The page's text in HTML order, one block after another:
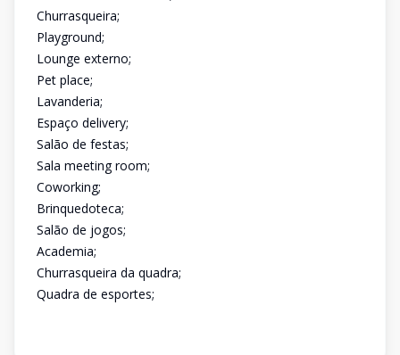
Churrasqueira;
Playground;
Lounge externo;
Pet place;
Lavanderia;
Espaço delivery;
Salão de festas;
Sala meeting room;
Coworking;
Brinquedoteca;
Salão de jogos;
Academia;
Churrasqueira da quadra;
Quadra de esportes;